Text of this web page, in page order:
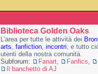
Biblioteca Golden Oaks
L'area per tutte le attività dei
arts, fanfiction, incontri, e tutto
utenti della nostra comunità.
Subforum:
Fanart, Fanfics,
Il banchetto di AJ